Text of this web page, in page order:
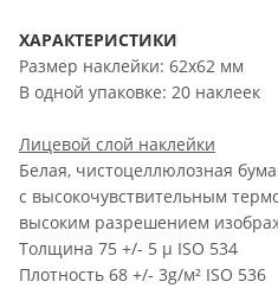
ХАРАКТЕРИСТИКИ
Размер наклейки: 62х62 мм
В одной упаковке: 20 наклеек
Лицевой слой наклейки
Белая, чистоцеллюлозная
с высокочувствительным
высоким разрешением
Толщина 75 +/- 5 µ ISO 534
Плотность 68 +/- 3g/м² ISO 536